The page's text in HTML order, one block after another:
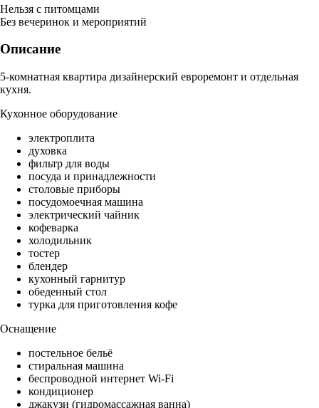
Нельзя с питомцами
Без вечеринок и мероприятий
Описание
5-комнатная квартира дизайнерский евроремонт и отдельная
кухня.
Кухонное оборудование
электроплита
духовка
фильтр для воды
посуда и принадлежности
столовые приборы
посудомоечная машина
электрический чайник
кофеварка
холодильник
тостер
блендер
кухонный гарнитур
обеденный стол
турка для приготовления кофе
Оснащение
постельное бельё
стиральная машина
беспроводной интернет Wi-Fi
кондиционер
джакузи (гидромассажная ванна)